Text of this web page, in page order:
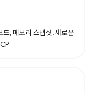
, 메모리 스냅샷, 새로운